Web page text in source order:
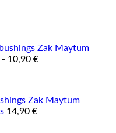
Zak Maytum
- 10,90 €
Zak Maytum
14,90 €